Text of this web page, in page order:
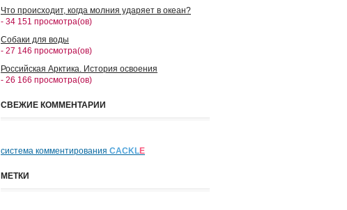
Что происходит, когда молния ударяет в океан?
- 34 151 просмотра(ов)
Собаки для воды
- 27 146 просмотра(ов)
Российская Арктика. История освоения
- 26 166 просмотра(ов)
СВЕЖИЕ КОММЕНТАРИИ
система комментирования CACKLE
МЕТКИ